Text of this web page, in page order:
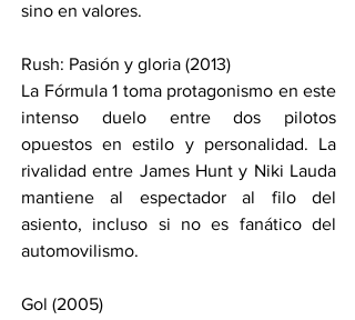
sino en valores.
Rush: Pasión y gloria (2013)
La Fórmula 1 toma protagonismo en este
intenso duelo entre dos pilotos
opuestos en estilo y personalidad. La
rivalidad entre James Hunt y Niki Lauda
mantiene al espectador al filo del
asiento, incluso si no es fanático del
automovilismo.
Gol (2005)